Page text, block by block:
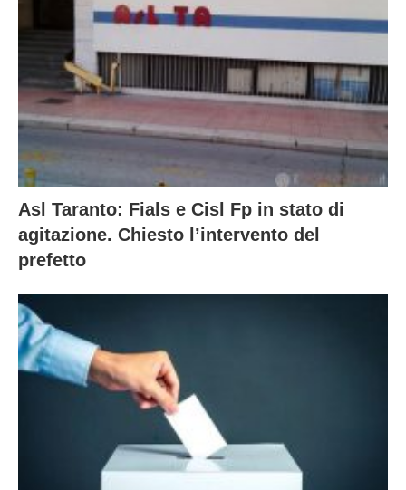
Asl Taranto: Fials e Cisl Fp in stato di
agitazione. Chiesto l’intervento del
prefetto